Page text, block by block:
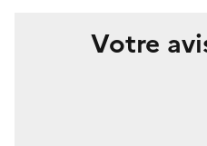
Votre